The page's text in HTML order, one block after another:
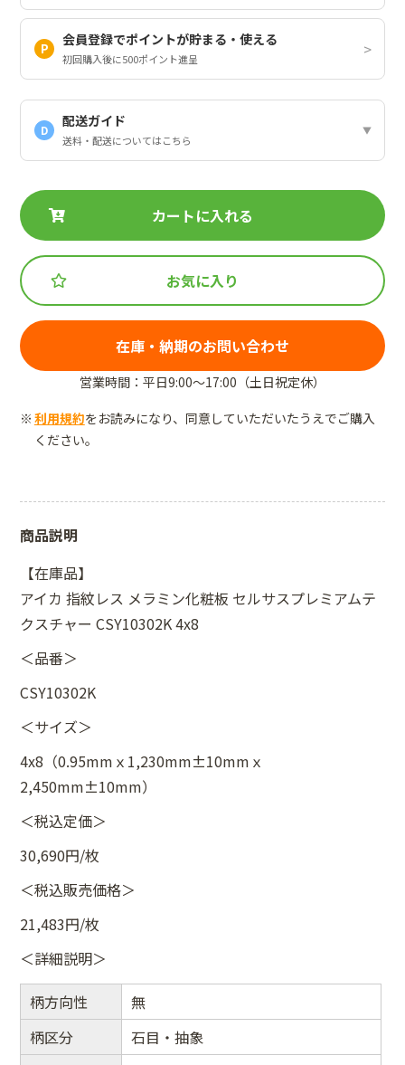
会員登録でポイントが貯まる・使える
初回購入後に500ポイント進呈
D
配送ガイド
送料・配送についてはこちら
カートに入れる
お気に入り
在庫・納期のお問い合わせ
営業時間：平日9:00～17:00（土日祝定休）
利用規約をお読みになり、同意していただいたうえでご購入
ください。
商品説明
【在庫品】
アイカ 指紋レス メラミン化粧板 セルサスプレミアムテ
クスチャー CSY10302K 4x8
＜品番＞
CSY10302K
＜サイズ＞
4x8（0.95mmｘ1,230mm±10mmｘ
2,450mm±10mm）
＜税込定価＞
30,690円/枚
＜税込販売価格＞
21,483円/枚
＜詳細説明＞
柄方向性
無
柄区分
石目・抽象